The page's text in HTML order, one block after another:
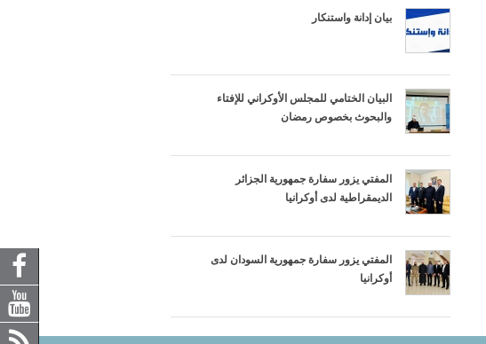
بيان إدانة واستنكار
البيان الختامي للمجلس الأوكراني للإفتاء
والبحوث بخصوص رمضان
المفتي يزور سفارة جمهورية الجزائر
الديمقراطية لدى أوكرانيا
المفتي يزور سفارة جمهورية السودان لدى
أوكرانيا